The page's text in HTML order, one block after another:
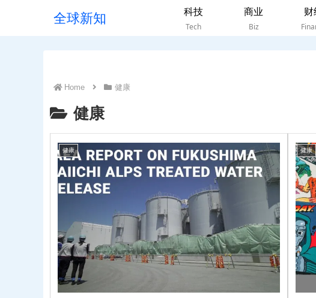
全球新知
科技
Tech
商业
Biz
财
Home 健康
健康
健康 健康